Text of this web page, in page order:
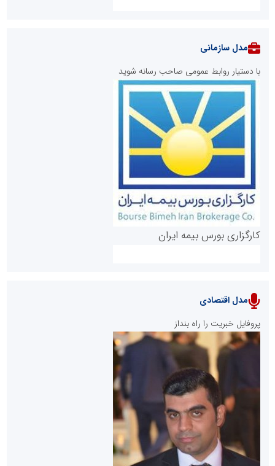
روابط عمومی خبرگزاری گزارش خبر
پایگاه خبری نهضت ملی مسکن
مدل سازمانی
با دستیار روابط عمومی صاحب رسانه شوید
کارگزاری بورس بیمه ایران
سازمان بورس و اوراق بهادار
مرجع اخبار موثق در بازارسرمایه
مدل اقتصادی
پروفایل خبریت را راه بنداز